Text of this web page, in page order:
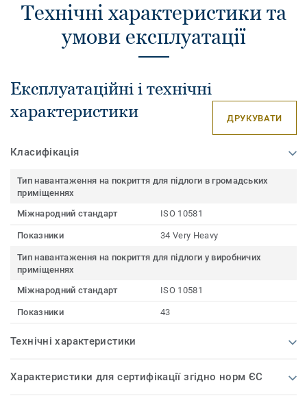
Технічні характеристики та
умови експлуатації
Експлуатаційні і технічні
характеристики
ДРУКУВАТИ
Класифікація
Тип навантаження на покриття для підлоги в громадських
приміщеннях
Міжнародний стандарт
ISO 10581
Показники 34 Very Heavy
Тип навантаження на покриття для підлоги у виробничих
приміщеннях
Міжнародний стандарт
ISO 10581
Показники 43
Технічні характеристики
Характеристики для сертифікації згідно норм ЄС